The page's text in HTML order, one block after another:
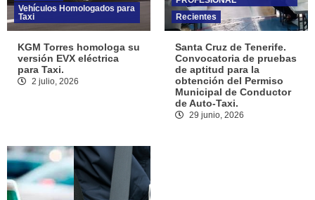
Vehículos Homologados para
Taxi
KGM Torres homologa su
versión EVX eléctrica
para Taxi.
2 julio, 2026
Recientes
Santa Cruz de Tenerife.
Convocatoria de pruebas
de aptitud para la
obtención del Permiso
Municipal de Conductor
de Auto-Taxi.
29 junio, 2026